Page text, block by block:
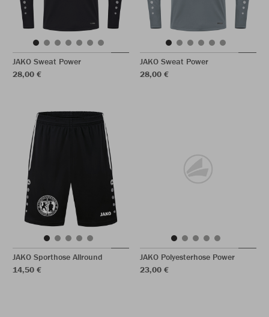
JAKO Sweat Power
28,00 €
JAKO Sweat Power
28,00 €
JAKO Sporthose Allround
14,50 €
JAKO Polyesterhose Power
23,00 €